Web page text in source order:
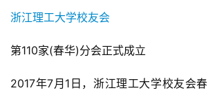
浙江理工大学校友会
第110家(春华)分会正式成立
2017年7月1日，浙江理工大学校友会